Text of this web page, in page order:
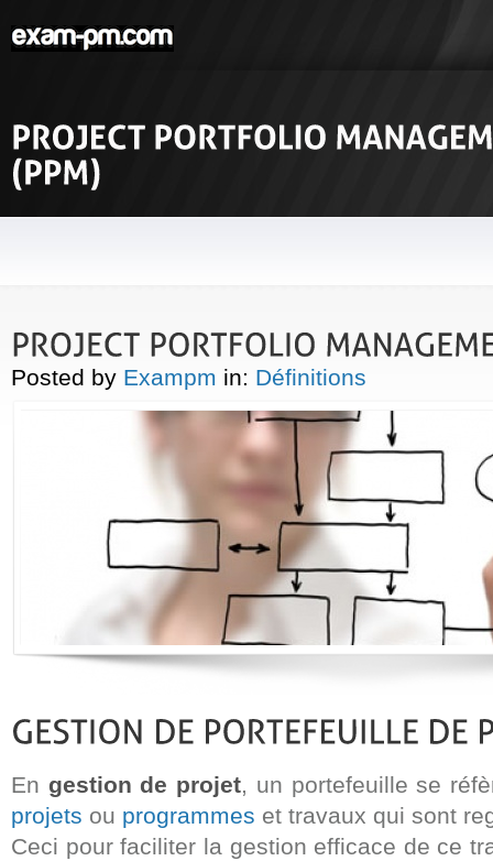
Posted by Exampm in: Définitions
En gestion de projet, un portefeuille se
projets ou programmes et travaux qui sont
Ceci pour faciliter la gestion efficace de ce